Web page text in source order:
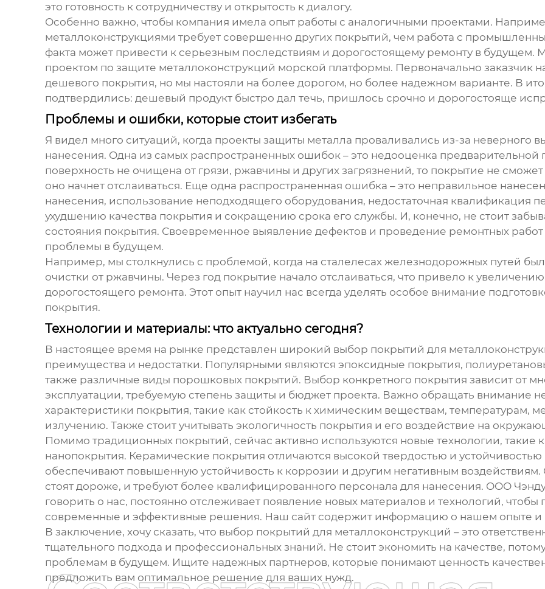
это готовность к сотрудничеству и открытость к диалогу.
Особенно важно, чтобы компания имела опыт работы с аналогичными проектами.
металлоконструкциями требует совершенно других покрытий, чем работа с
факта может привести к серьезным последствиям и дорогостоящему ремонту в
проектом по защите металлоконструкций морской платформы. Первоначально заказчик
дешевого покрытия, но мы настояли на более дорогом, но более надежном варианте. В
подтвердились: дешевый продукт быстро дал течь, пришлось срочно и дорогостояще
Проблемы и ошибки, которые стоит избегать
Я видел много ситуаций, когда проекты защиты металла проваливались из-за неверного
нанесения. Одна из самых распространенных ошибок – это недооценка предварительной
поверхность не очищена от грязи, ржавчины и других загрязнений, то покрытие не
оно начнет отслаиваться. Еще одна распространенная ошибка – это неправильное
нанесения, использование неподходящего оборудования, недостаточная квалификация
ухудшению качества покрытия и сокращению срока его службы. И, конечно, не стоит
состояния покрытия. Своевременное выявление дефектов и проведение ремонтных
проблемы в будущем.
Например, мы столкнулись с проблемой, когда на сталелесах железнодорожных путей
очистки от ржавчины. Через год покрытие начало отслаиваться, что привело к
дорогостоящего ремонта. Этот опыт научил нас всегда уделять особое внимание
покрытия.
Технологии и материалы: что актуально сегодня?
В настоящее время на рынке представлен широкий выбор покрытий для
преимущества и недостатки. Популярными являются эпоксидные покрытия,
также различные виды порошковых покрытий. Выбор конкретного покрытия зависит от
эксплуатации, требуемую степень защиты и бюджет проекта. Важно обращать внимание
характеристики покрытия, такие как стойкость к химическим веществам, температурам,
излучению. Также стоит учитывать экологичность покрытия и его воздействие на
Помимо традиционных покрытий, сейчас активно используются новые технологии, такие
нанопокрытия. Керамические покрытия отличаются высокой твердостью и
обеспечивают повышенную устойчивость к коррозии и другим негативным воздействиям.
стоят дороже, и требуют более квалифицированного персонала для нанесения. ООО
говорить о нас, постоянно отслеживает появление новых материалов и технологий,
современные и эффективные решения. Наш сайт содержит информацию о нашем опыте и
В заключение, хочу сказать, что выбор покрытий для металлоконструкций – это
тщательного подхода и профессиональных знаний. Не стоит экономить на качестве,
проблемам в будущем. Ищите надежных партнеров, которые понимают ценность
предложить вам оптимальное решение для ваших нужд.